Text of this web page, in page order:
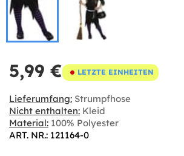
5,99 € LETZTE EINHEITEN
Lieferumfang: Strumpfhose
Nicht enthalten: Kleid
Material: 100% Polyester
ART. NR.: 121164-0